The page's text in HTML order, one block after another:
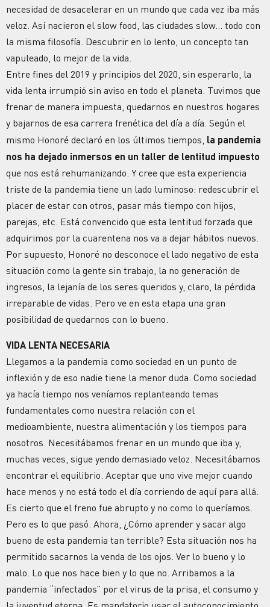
necesidad de desacelerar en un mundo que cada vez iba más
veloz. Así nacieron el slow food, las ciudades slow… todo con
la misma filosofía. Descubrir en lo lento, un concepto tan
vapuleado, lo mejor de la vida.
Entre fines del 2019 y principios del 2020, sin esperarlo, la
vida lenta irrumpió sin aviso en todo el planeta. Tuvimos que
frenar de manera impuesta, quedarnos en nuestros hogares
y bajarnos de esa carrera frenética del día a día. Según el
mismo Honoré declaró en los últimos tiempos, la pandemia
nos ha dejado inmersos en un taller de lentitud impuesto
que nos está rehumanizando. Y cree que esta experiencia
triste de la pandemia tiene un lado luminoso: redescubrir el
placer de estar con otros, pasar más tiempo con hijos,
parejas, etc. Está convencido que esta lentitud forzada que
adquirimos por la cuarentena nos va a dejar hábitos nuevos.
Por supuesto, Honoré no desconoce el lado negativo de esta
situación como la gente sin trabajo, la no generación de
ingresos, la lejanía de los seres queridos y, claro, la pérdida
irreparable de vidas. Pero ve en esta etapa una gran
posibilidad de quedarnos con lo bueno.
VIDA LENTA NECESARIA
Llegamos a la pandemia como sociedad en un punto de
inflexión y de eso nadie tiene la menor duda. Como sociedad
ya hacía tiempo nos veníamos replanteando temas
fundamentales como nuestra relación con el
medioambiente, nuestra alimentación y los tiempos para
nosotros. Necesitábamos frenar en un mundo que iba y,
muchas veces, sigue yendo demasiado veloz. Necesitábamos
encontrar el equilibrio. Aceptar que uno vive mejor cuando
hace menos y no está todo el día corriendo de aquí para allá.
Es cierto que el freno fue abrupto y no como lo queríamos.
Pero es lo que pasó. Ahora, ¿Cómo aprender y sacar algo
bueno de esta pandemia tan terrible? Esta situación nos ha
permitido sacarnos la venda de los ojos. Ver lo bueno y lo
malo. Lo que nos hace bien y lo que no. Arribamos a la
pandemia “infectados” por el virus de la prisa, el consumo y